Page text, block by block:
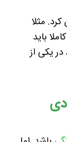
مثلا
باید
یکی از